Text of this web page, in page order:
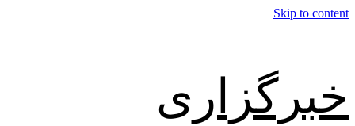
Skip to content
خبرگزاری